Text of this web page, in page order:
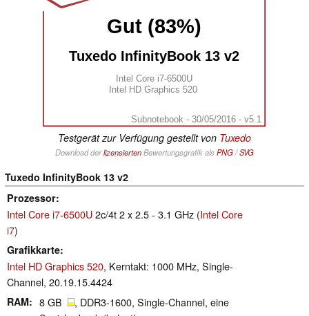
Gut (83%)
Tuxedo InfinityBook 13 v2
Intel Core i7-6500U
Intel HD Graphics 520
Subnotebook - 30/05/2016 - v5.1
Testgerät zur Verfügung gestellt von Tuxedo
Download derlizensiertenBewertungsgrafik als PNG/SVG
Tuxedo InfinityBook 13 v2
Prozessor
Intel Core i7-6500U2c/4t 2 x 2.5 - 3.1 GHz (Intel Core
i7)
Grafikkarte
Intel HD Graphics 520, Kerntakt: 1000 MHz, Single-
Channel, 20.19.15.4424
RAM 8 GB
, DDR3-1600, Single-Channel, eine